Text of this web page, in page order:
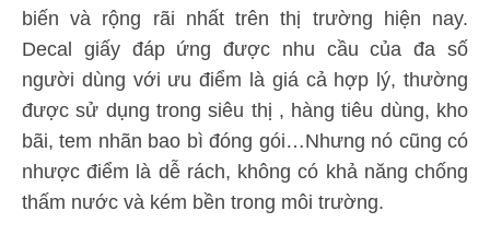
biến và rộng rãi nhất trên thị trường hiện nay.
Decal giấy đáp ứng được nhu cầu của đa số
người dùng với ưu điểm là giá cả hợp lý, thường
được sử dụng trong siêu thị , hàng tiêu dùng, kho
bãi, tem nhãn bao bì đóng gói…Nhưng nó cũng có
nhược điểm là dễ rách, không có khả năng chống
thấm nước và kém bền trong môi trường.